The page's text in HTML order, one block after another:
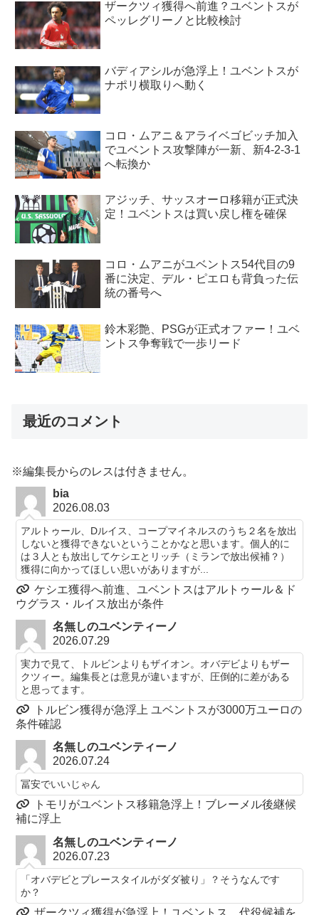
ザークツィ獲得へ前進？ユベントスが
ペッレグリーノと比較検討
バディアシルが急浮上！ユベントスが
ナポリ横取りへ動く
コロ・ムアニ＆アライベゴビッチ加入
でユベントス攻撃陣が一新、新4-2-3-1
へ転換か
アジッチ、サッスオーロ移籍が正式決
定！ユベントスは買い戻し権を確保
コロ・ムアニがユベントス54代目の9
番に決定、デル・ピエロも背負った伝
統の番号へ
鈴木彩艶、PSGが正式オファー！ユベ
ントス争奪戦で一歩リード
最近のコメント
※編集長からのレスは付きません。
bia
2026.08.03
アルトゥール、Dルイス、コープマイネルスのうち２名を放出
しないと獲得できないということかなと思います。個人的に
は３人とも放出してケシエとリッチ（ミランで放出候補？）
獲得に向かってほしい思いがありますが...
ケシエ獲得へ前進、ユベントスはアルトゥール＆ド
ウグラス・ルイス放出が条件
名無しのユベンティーノ
2026.07.29
実力で見て、トルビンよりもザイオン。オバデビよりもザー
クツィー。編集長とは意見が違いますが、圧倒的に差がある
と思ってます。
トルビン獲得が急浮上 ユベントスが3000万ユーロの
条件確認
名無しのユベンティーノ
2026.07.24
冨安でいいじゃん
トモリがユベントス移籍急浮上！ブレーメル後継候
補に浮上
名無しのユベンティーノ
2026.07.23
「オバデビとプレースタイルがダダ被り」？そうなんです
か？
ザークツィ獲得が急浮上！ユベントス、代役候補を